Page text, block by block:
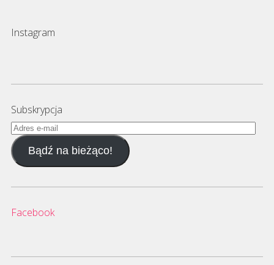
Instagram
Subskrypcja
Adres
e-
mailBądź na bieżąco!
Facebook